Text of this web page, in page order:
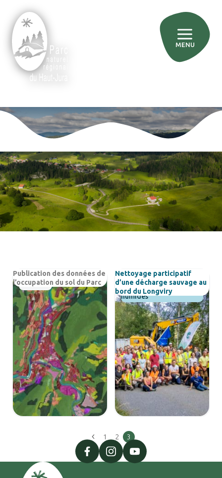
MENU
Accueil»Les actualités du Parc
Les actualités du Parc
ToutActualitésAgricultureBiodiversité
Eaux, rivières et milieux humidesEducation
Tourisme
Transition énergétiqueUrbanisme
Actualités
Publication des données de
l’occupation du sol du Parc
Eaux, rivières et milieux
humides
Nettoyage participatif
d’une décharge sauvage au
bord du Longviry
Page
précédente
1 2 3
facebookinstagramyoutube